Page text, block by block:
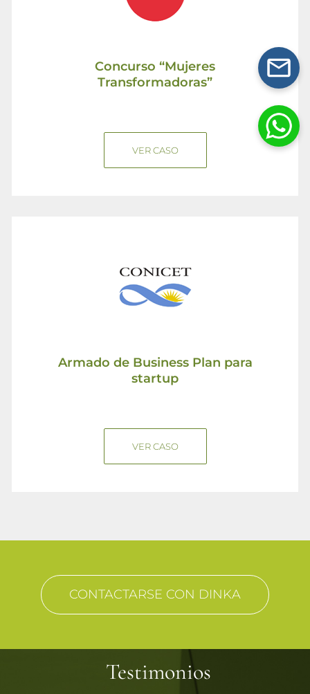
Concurso “Mujeres
Transformadoras”
VER CASO
Armado de Business Plan para
startup
VER CASO
CONTACTARSE CON DINKA
Testimonios